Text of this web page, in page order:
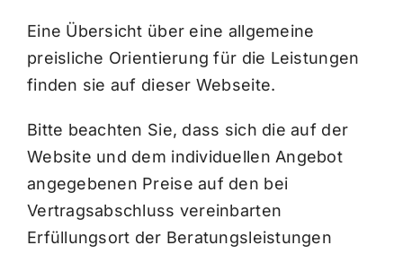
Eine Übersicht über eine allgemeine
preisliche Orientierung für die Leistungen
finden sie auf dieser Webseite.
Bitte beachten Sie, dass sich die auf der
Website und dem individuellen Angebot
angegebenen Preise auf den bei
Vertragsabschluss vereinbarten
Erfüllungsort der Beratungsleistungen